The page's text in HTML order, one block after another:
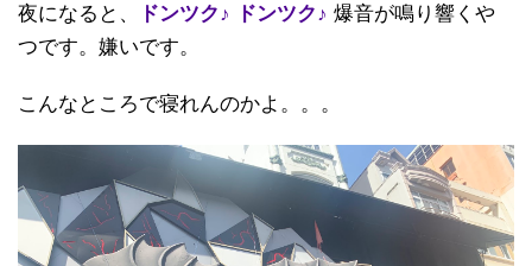
夜になると、
ドンツク♪ ドンツク♪ 爆音が鳴り響くや
つです。嫌いです。
こんなところで寝れんのかよ。。。